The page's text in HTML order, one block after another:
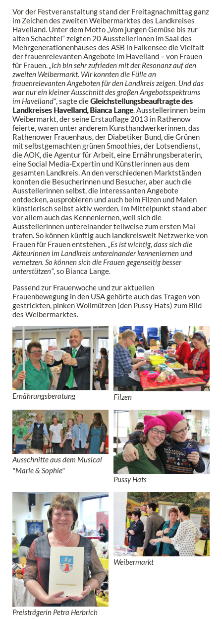
Vor der Festveranstaltung stand der Freitagnachmittag ganz
im Zeichen des zweiten Weibermarktes des Landkreises
Havelland. Unter dem Motto „Vom jungen Gemüse bis zur
alten Schachtel“ zeigten 20 Ausstellerinnen im Saal des
Mehrgenerationenhauses des ASB in Falkensee die Vielfalt
der frauenrelevanten Angebote im Havelland – von Frauen
für Frauen.„Ich bin sehr zufrieden mit der Resonanz auf den
zweiten Weibermarkt. Wir konnten die Fülle an
frauenrelevanten Angeboten für den Landkreis zeigen. Und das
war nur ein kleiner Ausschnitt des großen Angebotsspektrums
im Havelland“, sagte dieGleichstellungsbeauftragte des
Landkreises Havelland, Bianca Lange. Ausstellerinnen beim
Weibermarkt, der seine Erstauflage 2013 in Rathenow
feierte, waren unter anderem Kunsthandwerkerinnen, das
Rathenower Frauenhaus, der Diabetiker Bund, die Grünen
mit selbstgemachten grünen Smoothies, der Lotsendienst,
die AOK, die Agentur für Arbeit, eine Ernährungsberaterin,
eine Social Media-Expertin und Künstlerinnen aus dem
gesamten Landkreis. An den verschiedenen Marktständen
konnten die Besucherinnen und Besucher, aber auch die
Ausstellerinnen selbst, die interessanten Angebote
entdecken, ausprobieren und auch beim Filzen und Malen
künstlerisch selbst aktiv werden. Im Mittelpunkt stand aber
vor allem auch das Kennenlernen, weil sich die
Ausstellerinnen untereinander teilweise zum ersten Mal
trafen. So können künftig auch landkreisweit Netzwerke von
Frauen für Frauen entstehen.„Es ist wichtig, dass sich die
Akteurinnen im Landkreis untereinander kennenlernen und
vernetzen. So können sich die Frauen gegenseitig besser
unterstützen“, so Bianca Lange.
Passend zur Frauenwoche und zur aktuellen
Frauenbewegung in den USA gehörte auch das Tragen von
gestrickten, pinken Wollmützen (den Pussy Hats) zum Bild
des Weibermarktes.
Ernährungsberatung Filzen
Ausschnitte aus dem Musical
"Marie & Sophie"
Pussy Hats
Preisträgerin Petra Herbrich
Weibermarkt